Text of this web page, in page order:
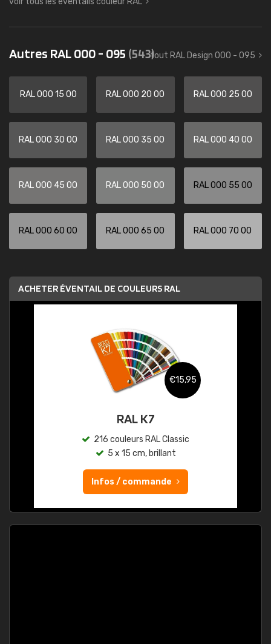
Autres RAL 000 - 095 (543)tout RAL Design 000 - 095
RAL 000 15 00 RAL 000 20 00 RAL 000 25 00
RAL 000 30 00 RAL 000 35 00 RAL 000 40 00
RAL 000 45 00 RAL 000 50 00 RAL 000 55 00
RAL 000 60 00 RAL 000 65 00 RAL 000 70 00
ACHETER ÉVENTAIL DE COULEURS RAL
€15,95
RAL K7
216 couleurs RAL Classic
5 x 15 cm, brillant
Infos / commande